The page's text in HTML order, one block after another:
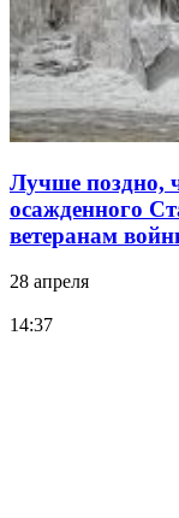
Лучше поздно,
осажденного
ветеранам
28 апреля
14:37